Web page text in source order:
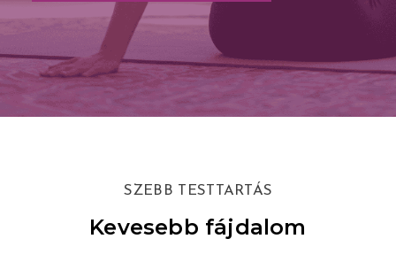
SZEBB TESTTARTÁS
Kevesebb fájdalom